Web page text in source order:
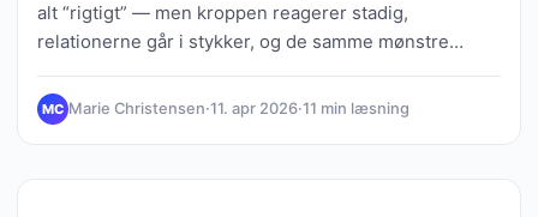
alt “rigtigt” — men kroppen reagerer stadig,
relationerne går i stykker, og de samme mønstre…
MC Marie Christensen·11. apr 2026·11 min læsning